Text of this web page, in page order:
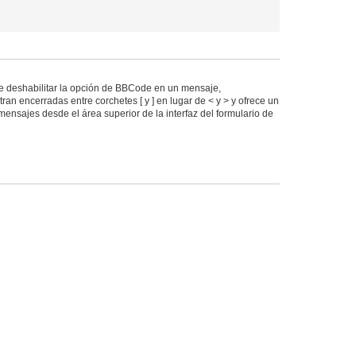
deshabilitar la opción de BBCode en un mensaje,
encerradas entre corchetes [ y ] en lugar de < y > y ofrece un
desde el área superior de la interfaz del formulario de